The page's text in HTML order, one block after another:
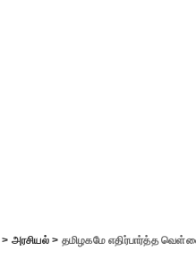
> அரசியல்> தமிழகமே எதிர்பார்த்த